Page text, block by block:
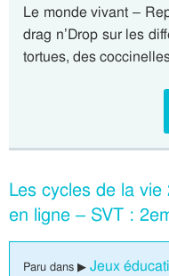
Le monde vivant –
drag n’Drop sur les
tortues, des
Les cycles de la
en ligne – SVT :
Paru dans ▶ Jeux